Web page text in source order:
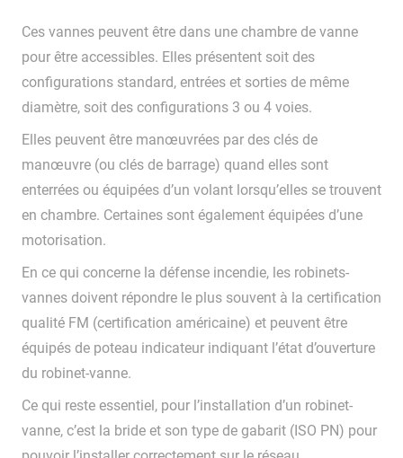
Ces vannes peuvent être dans une chambre de vanne
pour être accessibles. Elles présentent soit des
configurations standard, entrées et sorties de même
diamètre, soit des configurations 3 ou 4 voies.
Elles peuvent être manœuvrées par des clés de
manœuvre (ou clés de barrage) quand elles sont
enterrées ou équipées d’un volant lorsqu’elles se trouvent
en chambre. Certaines sont également équipées d’une
motorisation.
En ce qui concerne la défense incendie, les robinets-
vannes doivent répondre le plus souvent à la certification
qualité FM (certification américaine) et peuvent être
équipés de poteau indicateur indiquant l’état d’ouverture
du robinet-vanne.
Ce qui reste essentiel, pour l’installation d’un robinet-
vanne, c’est la bride et son type de gabarit (ISO PN) pour